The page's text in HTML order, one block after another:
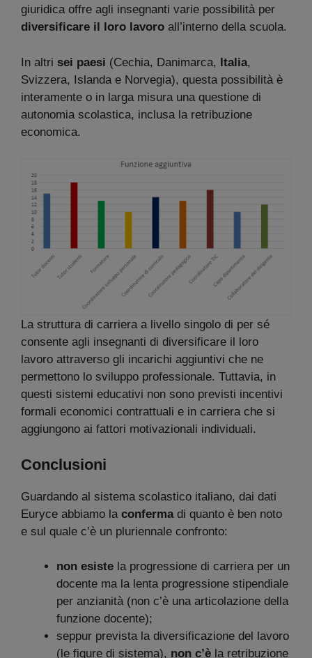
giuridica offre agli insegnanti varie possibilità per
diversificare il loro lavoro all’interno della scuola.
In altri sei paesi (Cechia, Danimarca, Italia,
Svizzera, Islanda e Norvegia), questa possibilità è
interamente o in larga misura una questione di
autonomia scolastica, inclusa la retribuzione
economica.
La struttura di carriera a livello singolo di per sé
consente agli insegnanti di diversificare il loro
lavoro attraverso gli incarichi aggiuntivi che ne
permettono lo sviluppo professionale. Tuttavia, in
questi sistemi educativi non sono previsti incentivi
formali economici contrattuali e in carriera che si
aggiungono ai fattori motivazionali individuali.
Conclusioni
Guardando al sistema scolastico italiano, dai dati
Euryce abbiamo la confermadi quanto è ben noto
e sul quale c’è un pluriennale confronto:
non esiste la progressione di carriera per un
docente ma la lenta progressione stipendiale
per anzianità (non c’è una articolazione della
funzione docente);
seppur prevista la diversificazione del lavoro
(le figure di sistema), non c’è la retribuzione